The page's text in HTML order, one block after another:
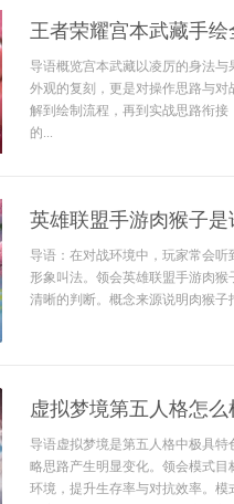
王者荣耀宫本武藏手
导语概览宫本武藏以凌厉的身法
外观的复刻，更是对操作思路与
解到绘制流程，再到实战思路衔
的...
英雄联盟手游肉猴子是
导语：在对战环境中，玩家常会
形象叫法。领会英雄联盟手游肉
清晰的判断。概念来源说明肉猴
虚拟梦境第五人格怎么
导语虚拟梦境是第五人格中极具
略思路产生明显变化。领会模式
环境，提升生存率与对抗效率。